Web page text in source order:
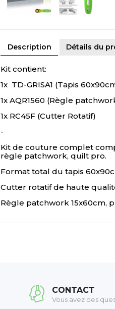
Description Détails du
Kit contient:
1x TD-GRISA1 (Tapis
1x AQR1560 (Règle
1x RC45F (Cutter Rotatif)
-
Kit de couture complet
règle patchwork, quilt pro.
Format total du tapis
Cutter rotatif de haute
Règle patchwork 15x60cm,
CONTACT
Vous avez des